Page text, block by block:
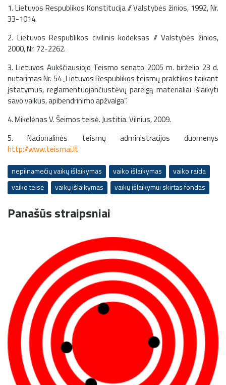
1. Lietuvos Respublikos Konstitucija // Valstybės žinios, 1992, Nr.
33-1014.
2. Lietuvos Respublikos civilinis kodeksas // Valstybės žinios,
2000, Nr. 72-2262.
3. Lietuvos Aukščiausiojo Teismo senato 2005 m. birželio 23 d.
nutarimas Nr. 54 „Lietuvos Respublikos teismų praktikos taikant
įstatymus, reglamentuojančiustėvų pareigą materialiai išlaikyti
savo vaikus, apibendrinimo apžvalga”.
4. Mikelėnas V. Šeimos teisė. Justitia. Vilnius, 2009.
5. Nacionalinės teismų administracijos duomenys
http://www.teismai.lt
nepilnamečių vaikų išlaikymas vaiko išlaikymas
vaiko raida
vaiko teisė
vaikų išlaikymas vaikų išlaikymui skirtas fondas
Panašūs straipsniai